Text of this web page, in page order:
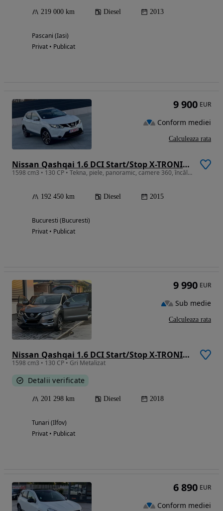
219 000 km Diesel 2013
Pascani (Iasi)
Privat • Publicat
Nissan Qashqai 1.6 DCI Start/Stop X-TRONIC Tekna
1598 cm3 • 130 CP • Tekna, piele, panoramic, camere 360, încălzire scaune
192 450 km Diesel 2015
Bucuresti (Bucuresti)
Privat • Publicat
9 900 EUR
Conform mediei
Calculeaza rata
Nissan Qashqai 1.6 DCI Start/Stop X-TRONIC Acenta
1598 cm3 • 130 CP • Gri Metalizat
Detalii verificate
201 298 km Diesel 2018
Tunari (Ilfov)
Privat • Publicat
9 990 EUR
Sub medie
Calculeaza rata
6 890 EUR
Conform mediei